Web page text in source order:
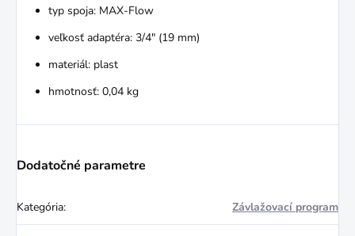
typ spoja: MAX-Flow
veľkosť adaptéra: 3/4" (19 mm)
materiál: plast
hmotnosť: 0,04 kg
Dodatočné parametre
Kategória: Závlažovací program